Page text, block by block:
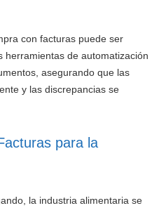
con facturas puede ser
herramientas de automatización
asegurando que las
y las discrepancias se
para la
la industria alimentaria se